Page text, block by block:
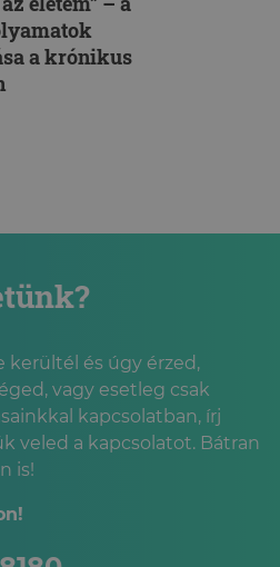
a krónikus
kerültél és úgy érzed,
vagy esetleg csak
kapcsolatban, írj
veled a kapcsolatot. Bátran
is!